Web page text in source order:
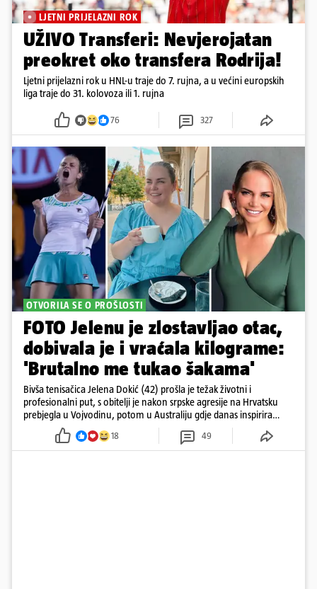
LJETNI PRIJELAZNI ROK
UŽIVO Transferi: Nevjerojatan
preokret oko transfera Rodrija!
Ljetni prijelazni rok u HNL-u traje do 7. rujna, a u većini europskih
liga traje do 31. kolovoza ili 1. rujna
76 327
OTVORILA SE O PROŠLOSTI
FOTO Jelenu je zlostavljao otac,
dobivala je i vraćala kilograme:
'Brutalno me tukao šakama'
Bivša tenisačica Jelena Dokić (42) prošla je težak životni i
profesionalni put, s obitelji je nakon srpske agresije na Hrvatsku
prebjegla u Vojvodinu, potom u Australiju gdje danas inspirira
18 49